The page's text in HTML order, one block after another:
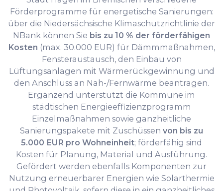
Förderprogramme für energetische Sanierungen:
über die Niedersächsische Klimaschutzrichtlinie der
NBank können Sie bis zu 10 % der förderfähigen
Kosten (max. 30.000 EUR) für Dämmmaßnahmen,
Fensteraustausch, den Einbau von
Lüftungsanlagen mit Wärmerückgewinnung und
den Anschluss an Nah-/Fernwärme beantragen.
Ergänzend unterstützt die Kommune im
städtischen Energieeffizienzprogramm
Einzelmaßnahmen sowie ganzheitliche
Sanierungspakete mit Zuschüssen von bis zu
5.000 EUR pro Wohneinheit; förderfähig sind
Kosten für Planung, Material und Ausführung.
Gefördert werden ebenfalls Komponenten zur
Nutzung erneuerbarer Energien wie Solarthermie